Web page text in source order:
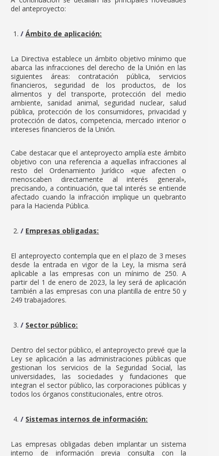
del anteproyecto:
Ámbito de aplicación:
La Directiva establece un ámbito objetivo mínimo que
abarca las infracciones del derecho de la Unión en las
siguientes áreas: contratación pública, servicios
financieros, seguridad de los productos, de los
alimentos y del transporte, protección del medio
ambiente, sanidad animal, seguridad nuclear, salud
pública, protección de los consumidores, privacidad y
protección de datos, competencia, mercado interior o
intereses financieros de la Unión.
Cabe destacar que el anteproyecto amplía este ámbito
objetivo con una referencia a aquellas infracciones al
resto del Ordenamiento Jurídico «que afecten o
menoscaben directamente al interés general»,
precisando, a continuación, que tal interés se entiende
afectado cuando la infracción implique un quebranto
para la Hacienda Pública.
Empresas obligadas:
El anteproyecto contempla que en el plazo de 3 meses
desde la entrada en vigor de la Ley, la misma será
aplicable a las empresas con un mínimo de 250. A
partir del 1 de enero de 2023, la ley será de aplicación
también a las empresas con una plantilla de entre 50 y
249 trabajadores.
Sector público:
Dentro del sector público, el anteproyecto prevé que la
Ley se aplicación a las administraciones públicas que
gestionan los servicios de la Seguridad Social, las
universidades, las sociedades y fundaciones que
integran el sector público, las corporaciones públicas y
todos los órganos constitucionales, entre otros.
Sistemas internos de información:
Las empresas obligadas deben implantar un sistema
interno de información previa consulta con la